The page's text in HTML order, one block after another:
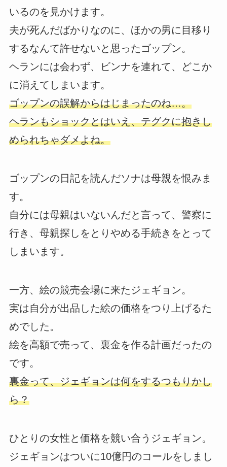
いるのを見かけます。
夫が死んだばかりなのに、ほかの男に目移り
するなんて許せないと思ったゴップン。
ヘランには会わず、ビンナを連れて、どこか
に消えてしまいます。
ゴップンの誤解からはじまったのね…。
ヘランもショックとはいえ、テグクに抱きし
められちゃダメよね。
ゴップンの日記を読んだソナは母親を恨みま
す。
自分には母親はいないんだと言って、警察に
行き、母親探しをとりやめる手続きをとって
しまいます。
一方、絵の競売会場に来たジェギョン。
実は自分が出品した絵の価格をつり上げるた
めでした。
絵を高額で売って、裏金を作る計画だったの
です。
裏金って、ジェギョンは何をするつもりかし
ら？
ひとりの女性と価格を競い合うジェギョン。
ジェギョンはついに10億円のコールをしまし